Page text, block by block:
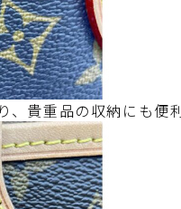
、貴重品の収納にも便